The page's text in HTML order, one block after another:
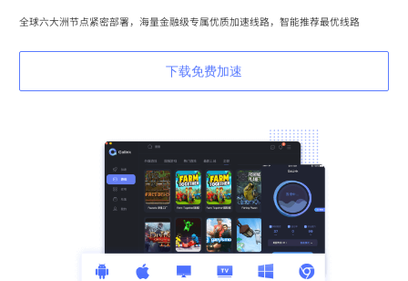
全球六大洲节点紧密部署，海量金融级专属优质加速线路，智能推荐最优线路
下载免费加速